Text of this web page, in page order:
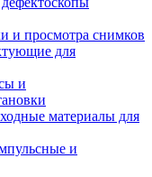
и просмотра снимков
для
и
материалы для
и